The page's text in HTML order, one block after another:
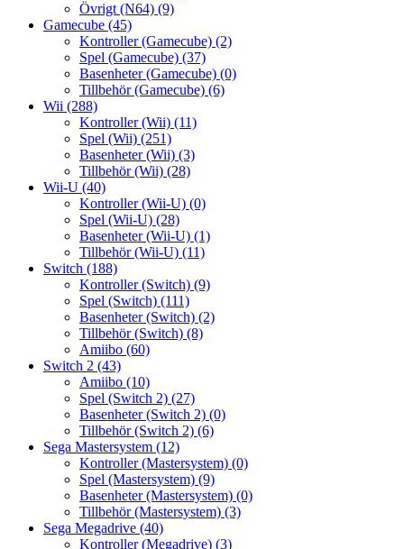
Övrigt (N64) (9)
Gamecube (45)
Kontroller (Gamecube) (2)
Spel (Gamecube) (37)
Basenheter (Gamecube) (0)
Tillbehör (Gamecube) (6)
Wii (288)
Kontroller (Wii) (11)
Spel (Wii) (251)
Basenheter (Wii) (3)
Tillbehör (Wii) (28)
Wii-U (40)
Kontroller (Wii-U) (0)
Spel (Wii-U) (28)
Basenheter (Wii-U) (1)
Tillbehör (Wii-U) (11)
Switch (188)
Kontroller (Switch) (9)
Spel (Switch) (111)
Basenheter (Switch) (2)
Tillbehör (Switch) (8)
Amiibo (60)
Switch 2 (43)
Amiibo (10)
Spel (Switch 2) (27)
Basenheter (Switch 2) (0)
Tillbehör (Switch 2) (6)
Sega Mastersystem (12)
Kontroller (Mastersystem) (0)
Spel (Mastersystem) (9)
Basenheter (Mastersystem) (0)
Tillbehör (Mastersystem) (3)
Sega Megadrive (40)
Kontroller (Megadrive) (3)